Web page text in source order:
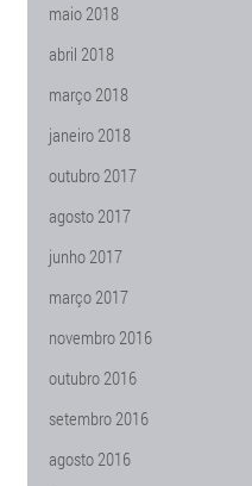
maio 2018
abril 2018
março 2018
janeiro 2018
outubro 2017
agosto 2017
junho 2017
março 2017
novembro 2016
outubro 2016
setembro 2016
agosto 2016